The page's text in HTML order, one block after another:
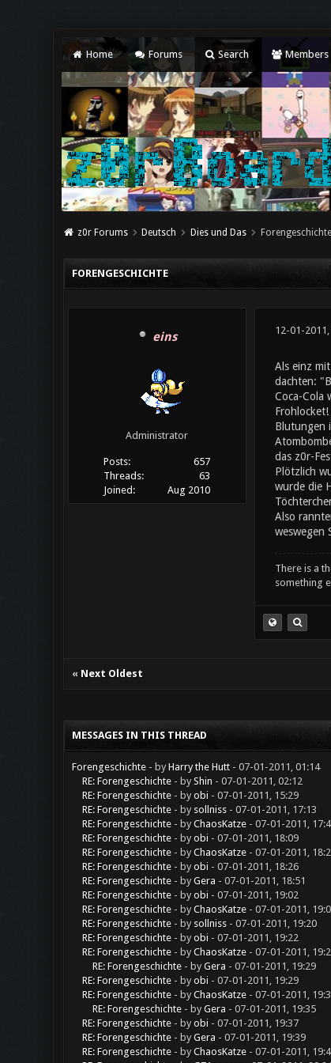
Home Forums Search Members
z0r Forums Deutsch Dies und Das Forengeschichte
FORENGESCHICHTE
eins
Administrator
Posts:
657
Threads:
63
Joined:
Aug 2010
12-01-2011,
Als einz
dachten:
Coca-Cola
Blutungen
das z0r-
Plötzlich
wurde die
Also
weswegen
There is a
something
« Next Oldest
MESSAGES IN THIS THREAD
Forengeschichte - byHarry the Hutt- 07-01-2011, 01:14
RE: Forengeschichte - byShin - 07-01-2011, 02:12
RE: Forengeschichte - byobi- 07-01-2011, 15:29
RE: Forengeschichte - by sollniss- 07-01-2011, 17:13
RE: Forengeschichte - byChaosKatze- 07-01-2011,
RE: Forengeschichte - byobi- 07-01-2011, 18:09
RE: Forengeschichte - byChaosKatze- 07-01-2011,
RE: Forengeschichte - byobi- 07-01-2011, 18:26
RE: Forengeschichte - byGera - 07-01-2011, 18:51
RE: Forengeschichte - byobi- 07-01-2011, 19:02
RE: Forengeschichte - byChaosKatze- 07-01-2011,
RE: Forengeschichte - by sollniss- 07-01-2011, 19:20
RE: Forengeschichte - byobi- 07-01-2011, 19:22
RE: Forengeschichte - byChaosKatze- 07-01-2011,
RE: Forengeschichte - byGera - 07-01-2011, 19:29
RE: Forengeschichte - byobi- 07-01-2011, 19:29
RE: Forengeschichte - byChaosKatze- 07-01-2011,
RE: Forengeschichte - byGera - 07-01-2011, 19:35
RE: Forengeschichte - byobi- 07-01-2011, 19:37
RE: Forengeschichte - byGera - 07-01-2011, 19:39
RE: Forengeschichte - byChaosKatze- 07-01-2011,